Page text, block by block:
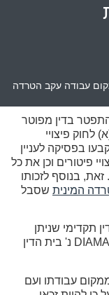
עבודה עקב הטרדה
בדין מפוטר
עבודתו בהתאם להוראות סעיף 11(א) לחוק פיצויי
שנקבעו בפסיקה לעניין
פיטורים וכן את כל
בנוסף לזכותו
המינית שסבל
תקדימי שניתן
בתיק בג"צ 9239/17 ‏DIAMAANO MARIA LUISA‏ נ' בית הדין
עבודתו ועם